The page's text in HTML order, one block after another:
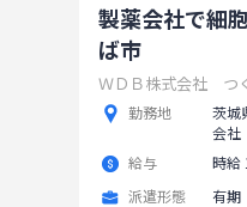
に沿った実験の実
す。 ※業務の変更
製薬会社で細
ば市
ＷＤＢ株式会社 つ
勤務地
茨城
会社
給与
時給
派遣形態
有期